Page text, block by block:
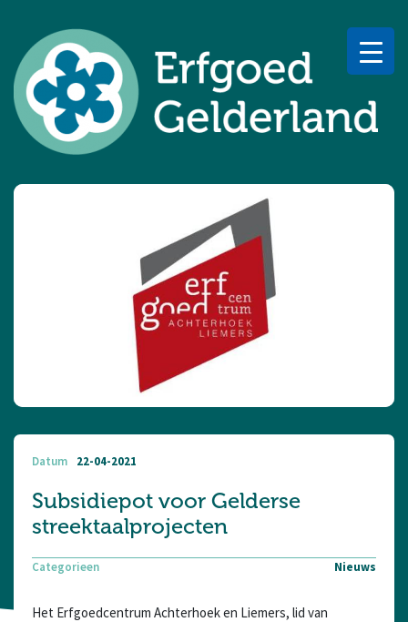
Datum 22-04-2021
Subsidiepot voor Gelderse
streektaalprojecten
Categorieen Nieuws
Het Erfgoedcentrum Achterhoek en Liemers, lid van